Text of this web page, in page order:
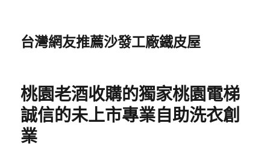
台灣網友推薦沙發工廠鐵皮屋
桃園老酒收購的獨家桃園電梯
誠信的未上市專業自助洗衣創
業